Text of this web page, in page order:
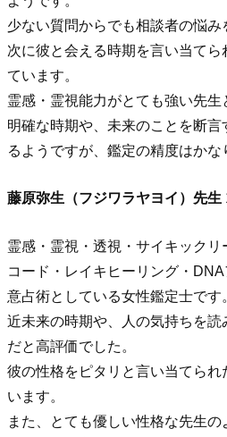
少ない質問からでも相談者の悩み
次に彼と会える時期を言い当てら
ています。
霊感・霊視能力がとても強い先生
明確な時期や、未来のことを断
るようですが、鑑定の精度はかな
藤原弥生（フジワラヤヨイ）先生
霊感・霊視・透視・サイキック
コード・レイキヒーリング・
意占術としている女性鑑定士です
近未来の時期や、人の気持ちを
だと高評価でした。
彼の性格をピタリと言い当てら
います。
また、とても優しい性格な先生